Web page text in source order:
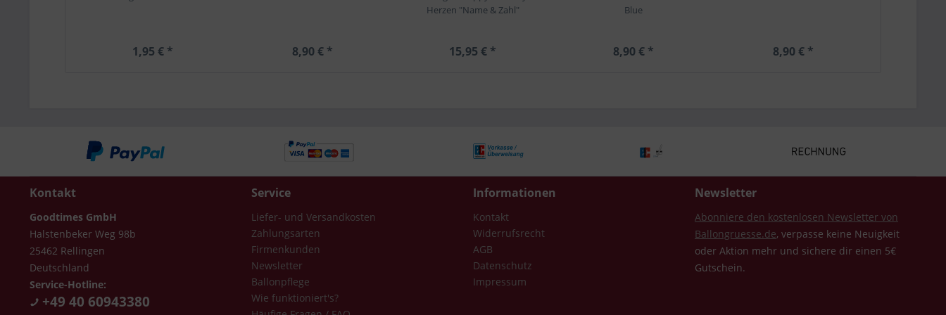
1,95 € * 8,90 € *
Herzen "Name & Zahl"
15,95 € *
Blue
8,90 € * 8,90 € *
Kontakt
Goodtimes GmbH
Halstenbeker Weg 98b
25462 Rellingen
Deutschland
Service-Hotline:
+49 40 60943380
Service
Liefer- und Versandkosten
Zahlungsarten
Firmenkunden
Newsletter
Ballonpflege
Wie funktioniert's?
Informationen
Kontakt
Widerrufsrecht
AGB
Datenschutz
Impressum
Newsletter
Abonniere den kostenlosen Newsletter von
Ballongruesse.de, verpasse keine Neuigkeit
oder Aktion mehr und sichere dir einen 5€
Gutschein.